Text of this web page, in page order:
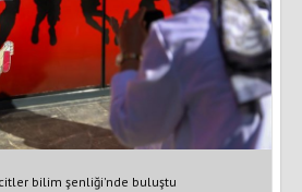
bilim şenliği'nde buluştu